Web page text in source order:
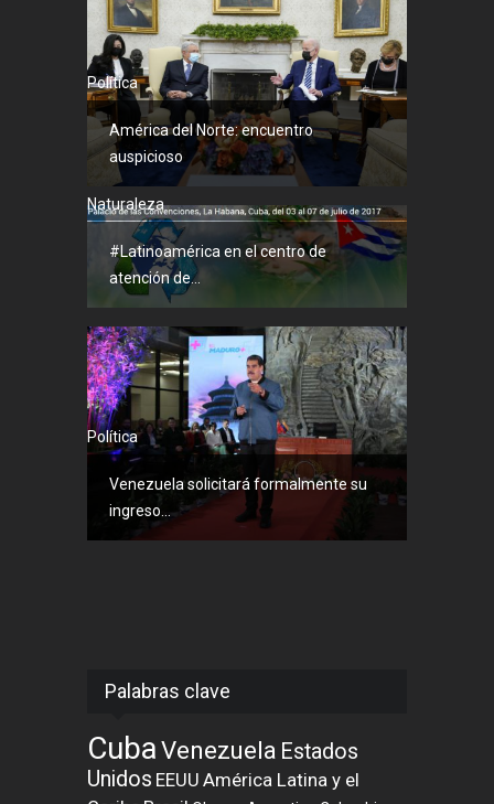
Política
América del Norte: encuentro
auspicioso
Naturaleza
#Latinoamérica en el centro de
atención de...
Política
Venezuela solicitará formalmente su
ingreso...
Palabras clave
CubaVenezuela Estados
Unidos EEUU América Latina y el